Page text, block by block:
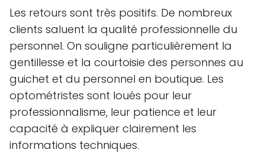
Les retours sont très positifs. De nombreux
clients saluent la qualité professionnelle du
personnel. On souligne particulièrement la
gentillesse et la courtoisie des personnes au
guichet et du personnel en boutique. Les
optométristes sont loués pour leur
professionnalisme, leur patience et leur
capacité à expliquer clairement les
informations techniques.